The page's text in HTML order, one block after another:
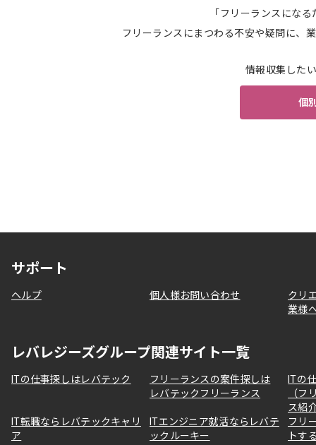
「フリーランスにな
フリーランスにまつわる不安や疑問に、
情報収集した
個
サポート
ヘルプ 個人様お問い合わせ
クリ
業様
レバレジーズグループ関連サイト一覧
ITの仕事探しはレバテック
フリーランスの案件探しは
レバテックフリーランス
ITの
（フ
ス紹
IT転職ならレバテックキャリ
ア
ITエンジニア就活ならレバテ
ックルーキー
フリ
トす